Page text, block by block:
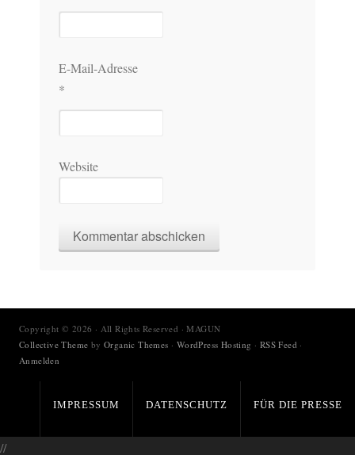
E-Mail-Adresse
*
Website
Copyright © 2026 · All Rights Reserved · MAGUN
Collective Theme byOrganic Themes · WordPress Hosting · RSS Feed ·
Anmelden
IMPRESSUM DATENSCHUTZ FÜR DIE PRESSE
//